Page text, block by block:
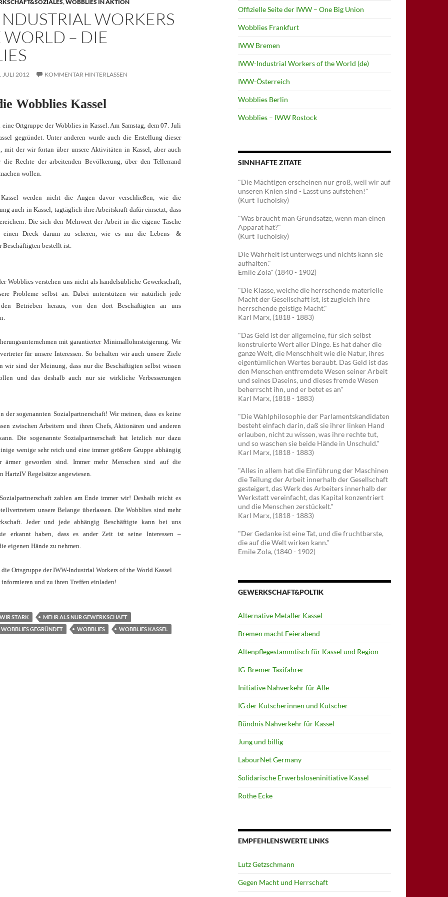
,WOBBLIES IN AKTION
WORKERS
WORLD – DIE
JULI 2012 KOMMENTAR HINTERLASSEN
Wobblies Kassel
Ortgruppe der Wobblies in Kassel. Am Samstag, dem 07. Juli
gegründet. Unter anderen wurde auch die Erstellung dieser
mit der wir fortan über unsere Aktivitäten in Kassel, aber auch
Rechte der arbeitenden Bevölkerung, über den Tellerrand
wollen.
werden nicht die Augen davor verschließen, wie die
auch in Kassel, tagtäglich ihre Arbeitskraft dafür einsetzt, dass
Die sich den Mehrwert der Arbeit in die eigene Tasche
einen Dreck darum zu scheren, wie es um die Lebens- &
Beschäftigten bestellt ist.
Wobblies verstehen uns nicht als handelsübliche Gewerkschaft,
Probleme selbst an. Dabei unterstützen wir natürlich jede
Betrieben heraus, von den dort Beschäftigten an uns
mit garantierter Minimallohnsteigerung. Wir
für unsere Interessen. So behalten wir auch unsere Ziele
wir sind der Meinung, dass nur die Beschäftigten selbst wissen
und das deshalb auch nur sie wirkliche Verbesserungen
der sogenannten Sozialpartnerschaft! Wir meinen, dass es keine
zwischen Arbeitern und ihren Chefs, Aktionären und anderen
Die sogenannte Sozialpartnerschaft hat letzlich nur dazu
wenige sehr reich und eine immer größere Gruppe abhängig
ärmer geworden sind. Immer mehr Menschen sind auf die
HartzIV Regelsätze angewiesen.
zahlen am Ende immer wir! Deshalb reicht es
unsere Belange überlassen. Die Wobblies sind mehr
Jeder und jede abhängig Beschäftigte kann bei uns
erkannt haben, dass es ander Zeit ist seine Interessen –
eigenen Hände zu nehmen.
Ortsgruppe der IWW-Industrial Workers of the World Kassel
und zu ihren Treffen einladen!
STARK
MEHR ALS NUR GEWERKSCHAFT
WOBBLIES GEGRÜNDET
WOBBLIES WOBBLIES KASSEL
Offizielle Seite der IWW – One Big Union
Wobblies Frankfurt
IWW Bremen
IWW-Industrial Workers of the World (de)
IWW-Österreich
Wobblies Berlin
Wobblies – IWW Rostock
SINNHAFTE ZITATE
"Die Mächtigen erscheinen nur groß, weil wir auf
unseren Knien sind - Lasst uns aufstehen!"
(Kurt Tucholsky)
"Was braucht man Grundsätze, wenn man einen
Apparat hat?"
(Kurt Tucholsky)
Die Wahrheit ist unterwegs und nichts kann sie
aufhalten."
Emile Zola" (1840 - 1902)
"Die Klasse, welche die herrschende materielle
Macht der Gesellschaft ist, ist zugleich ihre
herrschende geistige Macht."
Karl Marx, (1818 - 1883)
"Das Geld ist der allgemeine, für sich selbst
konstruierte Wert aller Dinge. Es hat daher die
ganze Welt, die Menschheit wie die Natur, ihres
eigentümlichen Wertes beraubt. Das Geld ist das
den Menschen entfremdete Wesen seiner Arbeit
und seines Daseins, und dieses fremde Wesen
beherrscht ihn, und er betet es an"
Karl Marx, (1818 - 1883)
"Die Wahlphilosophie der Parlamentskandidaten
besteht einfach darin, daß sie ihrer linken Hand
erlauben, nicht zu wissen, was ihre rechte tut,
und so waschen sie beide Hände in Unschuld."
Karl Marx, (1818 - 1883)
"Alles in allem hat die Einführung der Maschinen
die Teilung der Arbeit innerhalb der Gesellschaft
gesteigert, das Werk des Arbeiters innerhalb der
Werkstatt vereinfacht, das Kapital konzentriert
und die Menschen zerstückelt."
Karl Marx, (1818 - 1883)
"Der Gedanke ist eine Tat, und die fruchtbarste,
die auf die Welt wirken kann."
Emile Zola, (1840 - 1902)
GEWERKSCHAFT&POLTIK
Alternative Metaller Kassel
Bremen macht Feierabend
Altenpflegestammtisch für Kassel und Region
IG-Bremer Taxifahrer
Initiative Nahverkehr für Alle
IG der Kutscherinnen und Kutscher
Bündnis Nahverkehr für Kassel
Jung und billig
LabourNet Germany
Solidarische Erwerbsloseninitiative Kassel
Rothe Ecke
EMPFEHLENSWERTE LINKS
Lutz Getzschmann
Gegen Macht und Herrschaft